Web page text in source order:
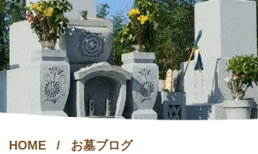
HOME / お墓ブログ